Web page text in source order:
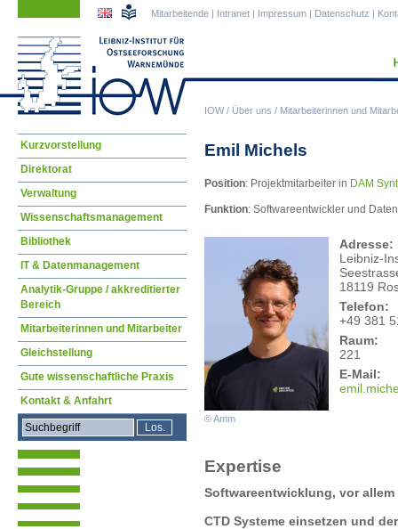
IOW/ Über uns / Mitarbeiterinnen und
Mitarbeitende | Intranet | Impressum | Datenschutz |
Emil Michels
Position: Projektmitarbeiter in DAM
Funktion: Softwareentwickler und
© Amm
Adresse:
Leibniz-
18119
Telefon:
+49 381
Raum:
221
E-Mail:
emil
Expertise
Softwareentwicklung, vor
CTD Systeme einsetzen und
Navigation
Kurzvorstellung
Direktorat
Verwaltung
Wissenschaftsmanagement
Bibliothek
IT & Datenmanagement
Analytik-Gruppe / akkreditierter
Bereich
Mitarbeiterinnen und Mitarbeiter
Gleichstellung
Gute wissenschaftliche Praxis
Kontakt & Anfahrt